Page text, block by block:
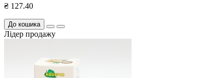
₴ 127.40
До кошика
Лідер продажу